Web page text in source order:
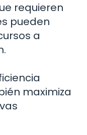
requieren
pueden
a
maximiza